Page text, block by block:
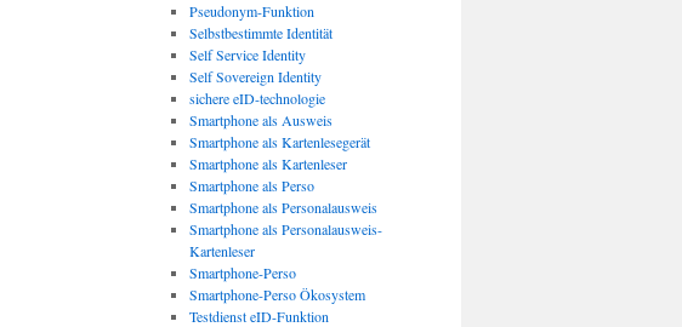
Pseudonym-Funktion
Selbstbestimmte Identität
Self Service Identity
Self Sovereign Identity
sichere eID-technologie
Smartphone als Ausweis
Smartphone als Kartenlesegerät
Smartphone als Kartenleser
Smartphone als Perso
Smartphone als Personalausweis
Smartphone als Personalausweis-
Kartenleser
Smartphone-Perso
Smartphone-Perso Ökosystem
Testdienst eID-Funktion